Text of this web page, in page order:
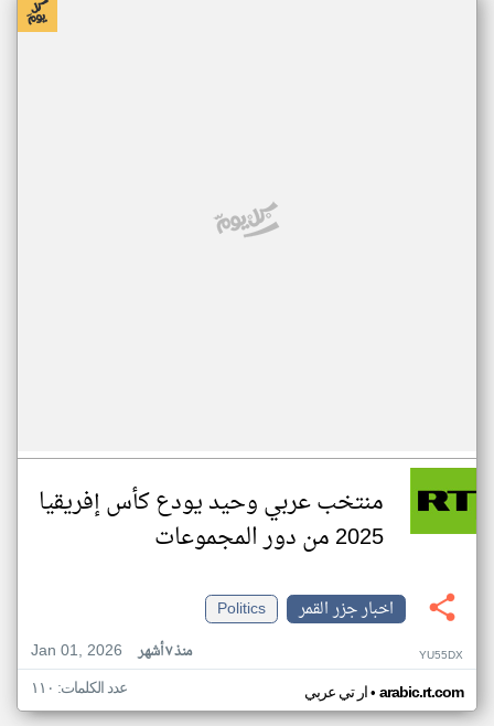
منتخب عربي وحيد يودع كأس إفريقيا
2025 من دور المجموعات
اخبار جزر القمر
Politics
Jan 01, 2026
منذ ٧ أشهر YU55DX
ار تي عربي• arabic.rt.com عدد الكلمات: ١١٠